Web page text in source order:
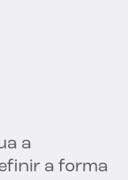
a
a forma